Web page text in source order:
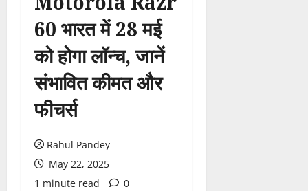
60 भारत में 28 मई
को होगा लॉन्च, जानें
संभावित कीमत और
फीचर्स
Rahul Pandey
May 22, 2025
1 minute read
0